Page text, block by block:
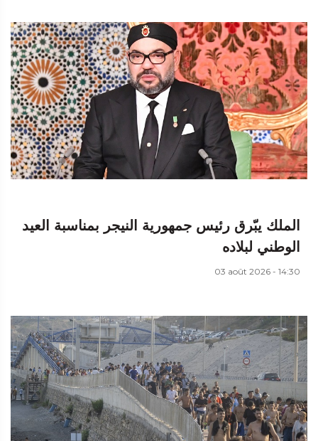
الملك يبّرق رئيس جمهورية النيجر بمناسبة العيد
الوطني لبلاده
03 août 2026 - 14:30